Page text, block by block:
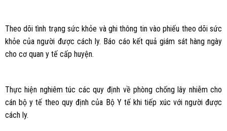
Theo dõi tình trạng sức khỏe và ghi thông tin vào phiếu theo dõi sức
khỏe của người được cách ly. Báo cáo kết quả giám sát hàng ngày
cho cơ quan y tế cấp huyện.
Thực hiện nghiêm túc các quy định về phòng chống lây nhiễm cho
cán bộ y tế theo quy định của Bộ Y tế khi tiếp xúc với người được
cách ly.